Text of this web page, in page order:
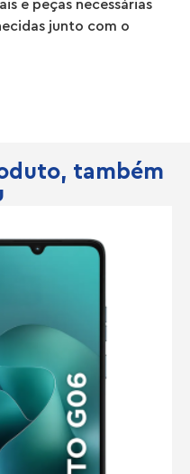
e peças necessárias
junto com o
também